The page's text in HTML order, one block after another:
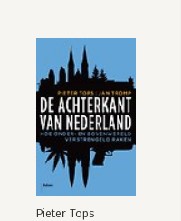
Pieter Tops